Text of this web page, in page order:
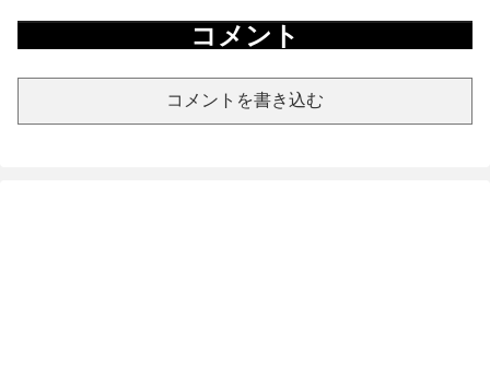
コメント
コメントを書き込む